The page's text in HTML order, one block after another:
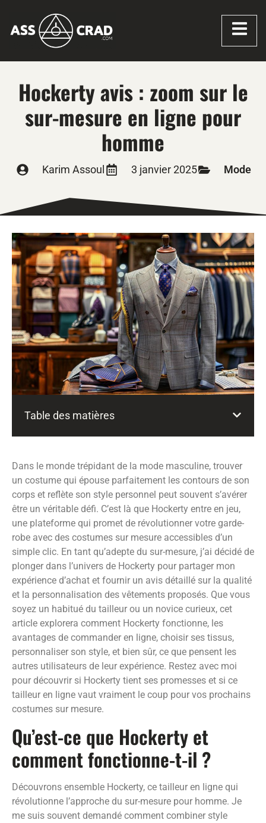
Hockerty avis : zoom sur le
sur-mesure en ligne pour
homme
Karim Assoul 3 janvier 2025 Mode
Table des matières
Dans le monde trépidant de la mode masculine, trouver
un costume qui épouse parfaitement les contours de son
corps et reflète son style personnel peut souvent s’avérer
être un véritable défi. C’est là que Hockerty entre en jeu,
une plateforme qui promet de révolutionner votre garde-
robe avec des costumes sur mesure accessibles d’un
simple clic. En tant qu’adepte du sur-mesure, j’ai décidé de
plonger dans l’univers de Hockerty pour partager mon
expérience d’achat et fournir un avis détaillé sur la qualité
et la personnalisation des vêtements proposés. Que vous
soyez un habitué du tailleur ou un novice curieux, cet
article explorera comment Hockerty fonctionne, les
avantages de commander en ligne, choisir ses tissus,
personnaliser son style, et bien sûr, ce que pensent les
autres utilisateurs de leur expérience. Restez avec moi
pour découvrir si Hockerty tient ses promesses et si ce
tailleur en ligne vaut vraiment le coup pour vos prochains
costumes sur mesure.
Qu’est-ce que Hockerty et
comment fonctionne-t-il ?
Découvrons ensemble Hockerty, ce tailleur en ligne qui
révolutionne l’approche du sur-mesure pour homme. Je
me suis souvent demandé comment combiner style